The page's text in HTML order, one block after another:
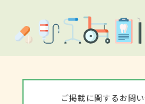
ご掲載に関するお問